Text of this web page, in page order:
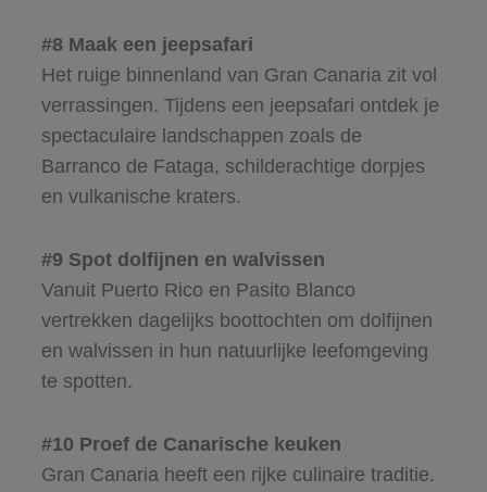
#8 Maak een jeepsafari
Het ruige binnenland van Gran Canaria zit vol
verrassingen. Tijdens een jeepsafari ontdek je
spectaculaire landschappen zoals de
Barranco de Fataga, schilderachtige dorpjes
en vulkanische kraters.
#9 Spot dolfijnen en walvissen
Vanuit Puerto Rico en Pasito Blanco
vertrekken dagelijks boottochten om dolfijnen
en walvissen in hun natuurlijke leefomgeving
te spotten.
#10 Proef de Canarische keuken
Gran Canaria heeft een rijke culinaire traditie.